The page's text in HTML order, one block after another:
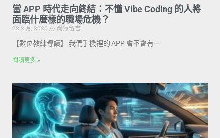
當 APP 時代走向終結：不懂 Vibe Coding 的人將
面臨什麼樣的職場危機？
22 2 月, 2026
尚無留言
【數位教練導讀】 我們手機裡的 APP 會不會有一
閱讀更多 »